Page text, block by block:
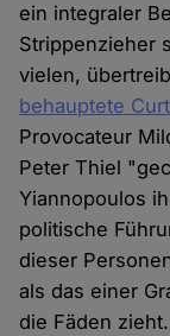
ein integraler
Strippenzieher
vielen,
behauptete
Provocateur
Peter Thiel
Yiannopoulos
politische
dieser
als das einer
die Fäden